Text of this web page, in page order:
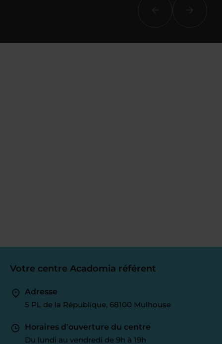
Votre centre Acadomia référent
Adresse
5 PL de la République, 68100 Mulhouse
Horaires d'ouverture du centre
Du lundi au vendredi de 9h à 19h